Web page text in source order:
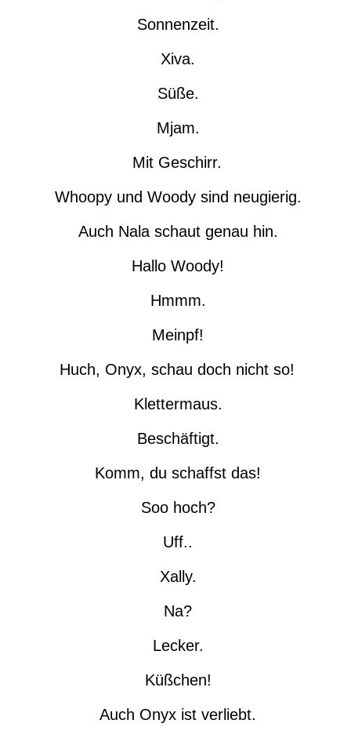
Sonnenzeit.
Xiva.
Süße.
Mjam.
Mit Geschirr.
Whoopy und Woody sind neugierig.
Auch Nala schaut genau hin.
Hallo Woody!
Hmmm.
Meinpf!
Huch, Onyx, schau doch nicht so!
Klettermaus.
Beschäftigt.
Komm, du schaffst das!
Soo hoch?
Uff..
Xally.
Na?
Lecker.
Küßchen!
Auch Onyx ist verliebt.